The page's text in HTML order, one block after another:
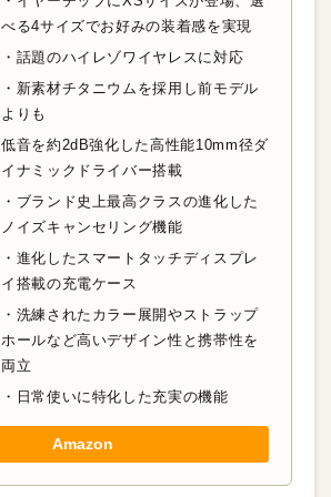
べる4サイズでお好みの装着感を実現
・話題のハイレゾワイヤレスに対応
・新素材チタニウムを採用し前モデル
よりも
低音を約2dB強化した高性能10mm径ダ
イナミックドライバー搭載
・ブランド史上最高クラスの進化した
ノイズキャンセリング機能
・進化したスマートタッチディスプレ
イ搭載の充電ケース
・洗練されたカラー展開やストラップ
ホールなど高いデザイン性と携帯性を
両立
・日常使いに特化した充実の機能
Amazon